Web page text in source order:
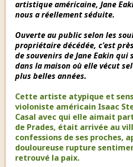
artistique américaine, Jane
nous a réellement séduite.
Ouverte au public selon les
propriétaire décédée, c'est
de souvenirs de Jane Eakin qui
dans la maison où elle vécut
plus belles années.
Cette artiste atypique et
violoniste américain Isaac
Casal avec qui elle aimait
de Prades, était arrivée au
confessions de ses proches,
douloureuse rupture
retrouvé la paix.